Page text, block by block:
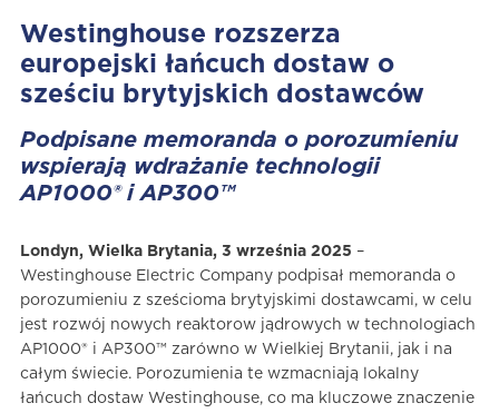
Westinghouse rozszerza
europejski łańcuch dostaw o
sześciu brytyjskich dostawców
Podpisane memoranda o porozumieniu
wspierają wdrażanie technologii
AP1000® i AP300™
Londyn, Wielka Brytania, 3 września 2025 –
Westinghouse Electric Company podpisał memoranda o
porozumieniu z sześcioma brytyjskimi dostawcami, w celu
jest rozwój nowych reaktorow jądrowych w technologiach
AP1000® i AP300™ zarówno w Wielkiej Brytanii, jak i na
całym świecie. Porozumienia te wzmacniają lokalny
łańcuch dostaw Westinghouse, co ma kluczowe znaczenie